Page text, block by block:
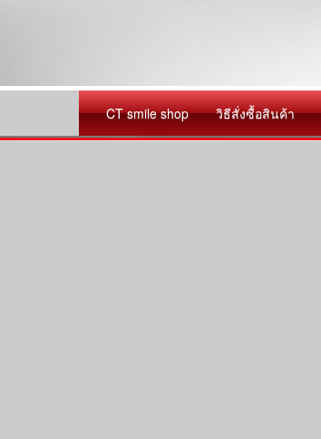
CT smile shop วิธีสั่งซื้อสินค้า